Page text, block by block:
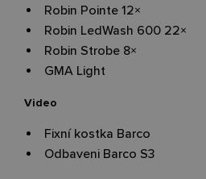
Robin Pointe 12×
Robin LedWash 600 22×
Robin Strobe 8×
GMA Light
Video
Fixní kostka Barco
Odbaveni Barco S3